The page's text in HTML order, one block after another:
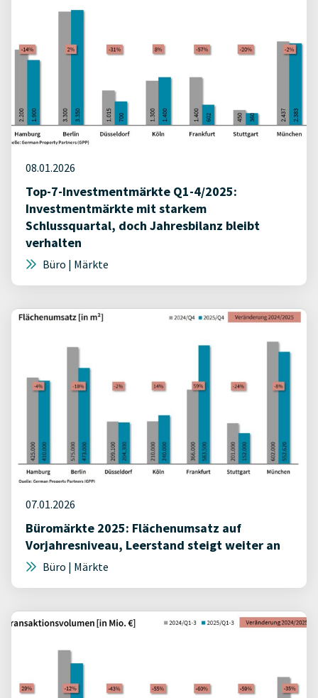
08.01.2026
Top-7-Investmentmärkte Q1-4/2025:
Investmentmärkte mit starkem
Schlussquartal, doch Jahresbilanz bleibt
verhalten
Büro | Märkte
07.01.2026
Büromärkte 2025: Flächenumsatz auf
Vorjahresniveau, Leerstand steigt weiter an
Büro | Märkte